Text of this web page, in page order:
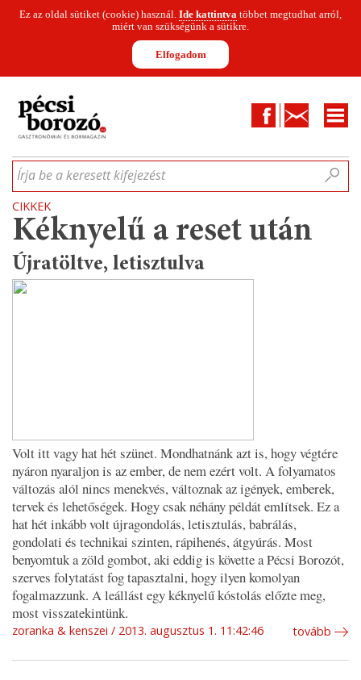
Ez az oldal sütiket (cookie) használ. Ide kattintva többet megtudhat arról,
miért van szükségünk a sütikre.
Elfogadom
FacebookKapcsolat
CIKKEKHÍREKINFOGRAFIKÁKMUNKATÁRSAKWINESOFA
Írja be a keresett kifejezést
CIKKEK
Kéknyelű a reset után
Újratöltve, letisztulva
Volt itt vagy hat hét szünet. Mondhatnánk azt is, hogy végtére
nyáron nyaraljon is az ember, de nem ezért volt. A folyamatos
változás alól nincs menekvés, változnak az igények, emberek,
tervek és lehetőségek. Hogy csak néhány példát említsek. Ez a
hat hét inkább volt újragondolás, letisztulás, babrálás,
gondolati és technikai szinten, rápihenés, átgyúrás. Most
benyomtuk a zöld gombot, aki eddig is követte a Pécsi Borozót,
szerves folytatást fog tapasztalni, hogy ilyen komolyan
fogalmazzunk. A leállást egy kéknyelű kóstolás előzte meg,
most visszatekintünk.
zoranka & kenszei 2013. augusztus 1. 11:42:46 tovább